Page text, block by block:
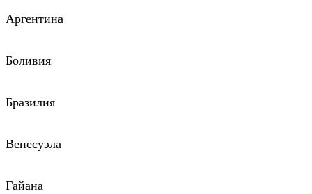
Аргентина
Боливия
Бразилия
Венесуэла
Гайана